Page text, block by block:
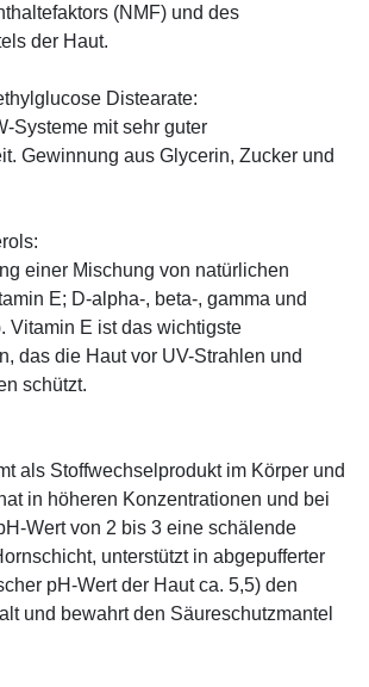
(NMF) und des
der Haut.
Distearate:
Systeme mit sehr guter
Gewinnung aus Glycerin, Zucker und
einer Mischung von natürlichen
E; D-alpha-, beta-, gamma und
Vitamin E ist das wichtigste
das die Haut vor UV-Strahlen und
schützt.
als Stoffwechselprodukt im Körper und
in höheren Konzentrationen und bei
Wert von 2 bis 3 eine schälende
unterstützt in abgepufferter
pH-Wert der Haut ca. 5,5) den
und bewahrt den Säureschutzmantel